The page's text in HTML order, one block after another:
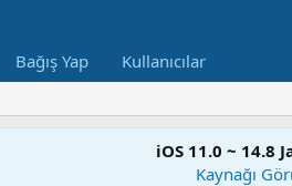
Bağış Yap Kullanıcılar
iOS 11.0 ~ 14.8
Kaynağı